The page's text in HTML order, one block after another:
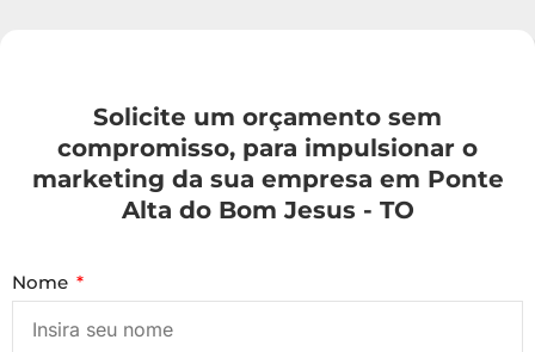
Solicite um orçamento sem
compromisso, para impulsionar o
marketing da sua empresa em Ponte
Alta do Bom Jesus - TO
Nome